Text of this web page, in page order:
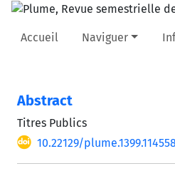
Accueil Naviguer
Abstract
Titres Publics
10.22129/plume.1399.114558